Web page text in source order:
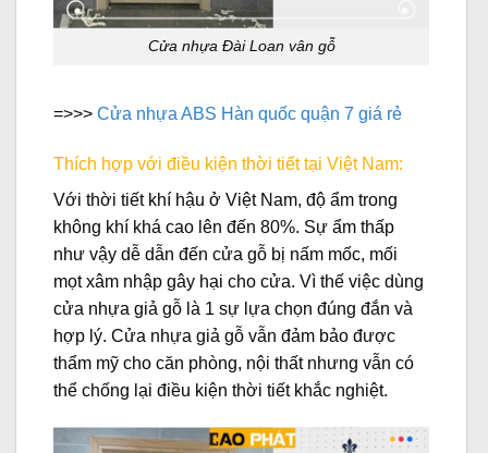
Cửa nhựa Đài Loan vân gỗ
=>>> Cửa nhựa ABS Hàn quốc quận 7 giá rẻ
Thích hợp với điều kiện thời tiết tại Việt Nam:
Với thời tiết khí hậu ở Việt Nam, độ ẩm trong
không khí khá cao lên đến 80%. Sự ẩm thấp
như vậy dễ dẫn đến cửa gỗ bị nấm mốc, mối
mọt xâm nhập gây hại cho cửa. Vì thế việc dùng
cửa nhựa giả gỗ là 1 sự lựa chọn đúng đắn và
hợp lý. Cửa nhựa giả gỗ vẫn đảm bảo được
thẩm mỹ cho căn phòng, nội thất nhưng vẫn có
thể chống lại điều kiện thời tiết khắc nghiệt.